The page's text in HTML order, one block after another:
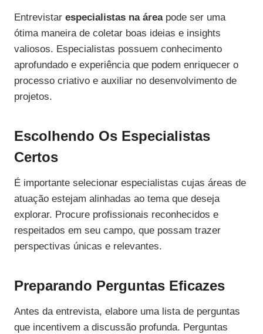
Entrevistar especialistas na áreapode ser uma
ótima maneira de coletar boas ideias e insights
valiosos. Especialistas possuem conhecimento
aprofundado e experiência que podem enriquecer o
processo criativo e auxiliar no desenvolvimento de
projetos.
Escolhendo Os Especialistas
Certos
É importante selecionar especialistas cujas áreas de
atuação estejam alinhadas ao tema que deseja
explorar. Procure profissionais reconhecidos e
respeitados em seu campo, que possam trazer
perspectivas únicas e relevantes.
Preparando Perguntas Eficazes
Antes da entrevista, elabore uma lista de perguntas
que incentivem a discussão profunda. Perguntas